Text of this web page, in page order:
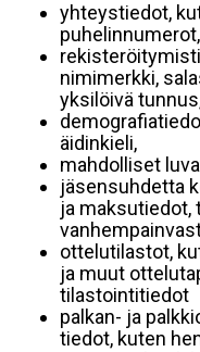
yhteystiedot,
nimimerkki,
yksilöivä
äidinkieli,
mahdolliset
jäsensuhdetta
ja maksutiedot,
ottelutilastot,
ja muut
tilastointitiedot
palkan- ja
tiedot, kuten